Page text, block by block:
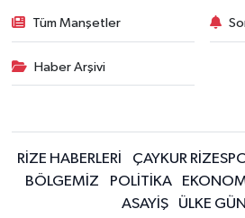
Tüm Manşetler
Haber Arşivi
RİZE HABERLERİ ÇAYKUR
BÖLGEMİZ
POLİTİKA
ASAYİŞ
ÜLKE